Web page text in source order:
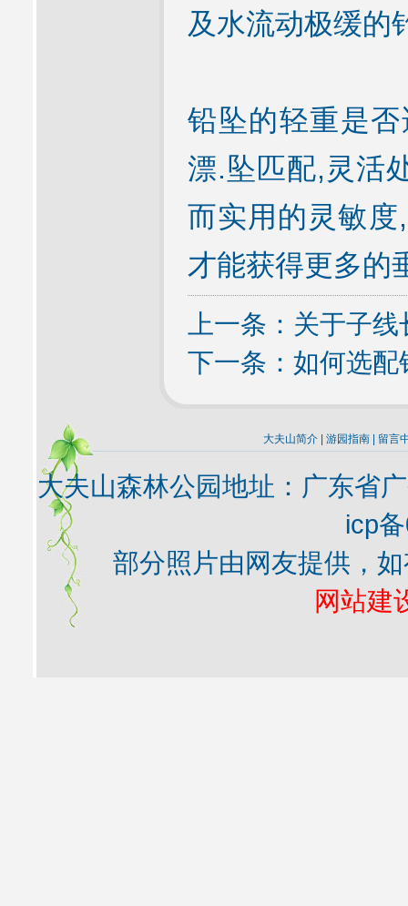
及水流动极缓的
铅坠的轻重是
漂.坠匹配,灵活
而实用的灵敏
才能获得更多的
上一条： 关于子线
下一条： 如何选配
大夫山简介 游园指南 留言
大夫山森林公园地址：广东省
icp
部分照片由网友提供，
网站建